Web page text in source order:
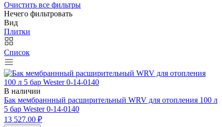
Очистить все фильтры
Нечего фильтровать
Вид
Плитки
Список
В наличии
Бак мембраннный расширительный WRV для отопления 100 л
5 бар Wester 0-14-0140
13 527.00 ₽